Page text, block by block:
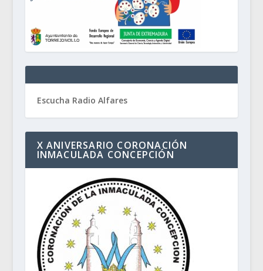
Escucha Radio Alfares
X ANIVERSARIO CORONACIÓN
INMACULADA CONCEPCIÓN